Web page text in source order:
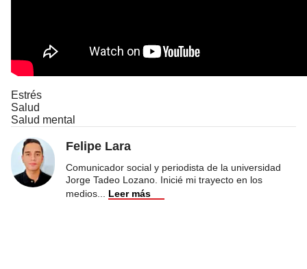
Estrés
Salud
Salud mental
Felipe Lara
Comunicador social y periodista de la universidad
Jorge Tadeo Lozano. Inicié mi trayecto en los
medios
Leer más